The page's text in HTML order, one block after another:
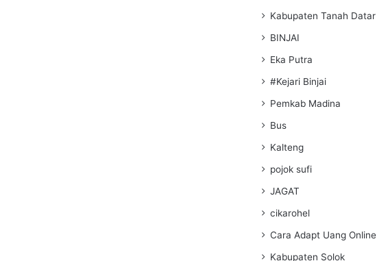
Kabupaten Tanah Datar
BINJAI
Eka Putra
#Kejari Binjai
Pemkab Madina
Bus
Kalteng
pojok sufi
JAGAT
cikarohel
Cara Adapt Uang Online
Kabupaten Solok